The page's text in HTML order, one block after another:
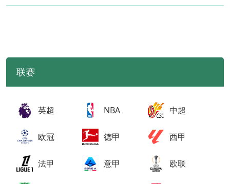
联赛
英超 NBA 中超
欧冠 德甲 西甲
法甲 意甲 欧联